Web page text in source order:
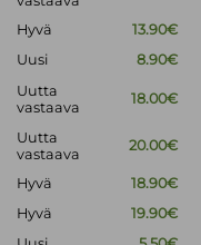
Hyvä
13.90€
Uusi
8.90€
Uutta
vastaava
18.00€
Uutta
vastaava
20.00€
Hyvä
18.90€
Hyvä
19.90€